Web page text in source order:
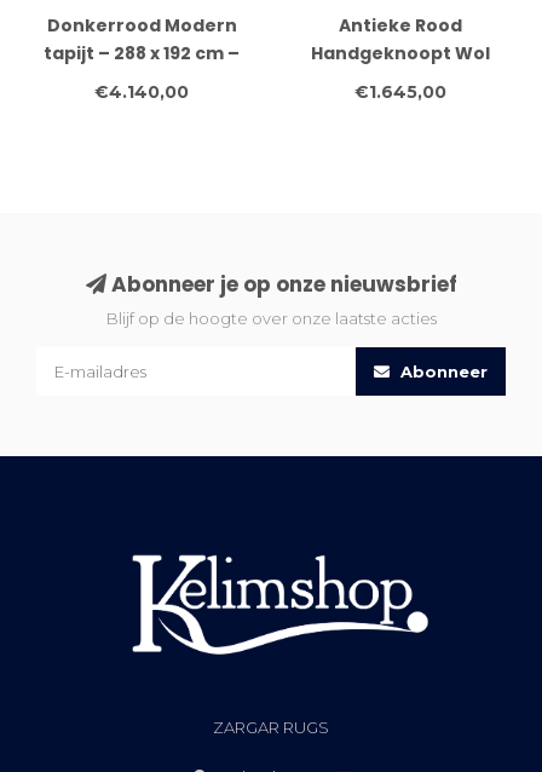
Donkerrood Modern
tapijt – 288 x 192 cm –
Handgeknoopt wollen
€4.140,00
Antieke Rood
Handgeknoopt Wol
Tapijt - Kazak Patroon -
€1.645,00
Abonneer je op onze nieuwsbrief
Blijf op de hoogte over onze laatste acties
Abonneer
ZARGAR RUGS